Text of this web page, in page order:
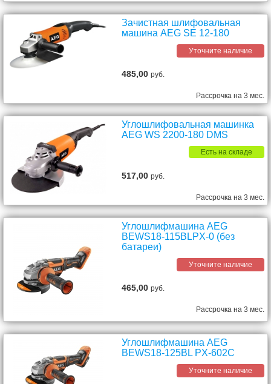
Зачистная шлифовальная
машина AEG SE 12-180
Уточните наличие
485,00руб.
Рассрочка на 3 мес.
Углошлифовальная машинка
AEG WS 2200-180 DMS
Есть на складе
517,00руб.
Рассрочка на 3 мес.
Углошлифмашина AEG
BEWS18-115BLPX-0 (без
батареи)
Уточните наличие
465,00руб.
Рассрочка на 3 мес.
Углошлифмашина AEG
BEWS18-125BL PX-602C
Уточните наличие